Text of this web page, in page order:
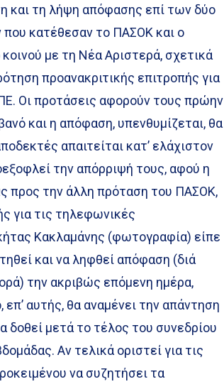
και τη λήψη απόφασης επί των δύο
κατέθεσαν το ΠΑΣΟΚ και ο
με τη Νέα Αριστερά, σχετικά
προανακριτικής επιτροπής για
Οι προτάσεις αφορούν τους πρώην
και η απόφαση, υπενθυμίζεται, θα
απαιτείται κατ’ ελάχιστον
την απόρριψή τους, αφού η
προς την άλλη πρόταση του ΠΑΣΟΚ,
για τις τηλεφωνικές
Κακλαμάνης (φωτογραφία) είπε
και να ληφθεί απόφαση (διά
την ακριβώς επόμενη ημέρα,
αυτής, θα αναμένει την απάντηση
μετά το τέλος του συνεδρίου
Αν τελικά οριστεί για τις
να συζητήσει τα